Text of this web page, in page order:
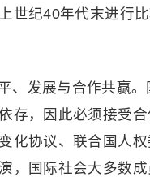
世纪40年代末进行
、发展与合作共赢。
存，因此必须接受
化协议、联合国人权
，国际社会大多数成